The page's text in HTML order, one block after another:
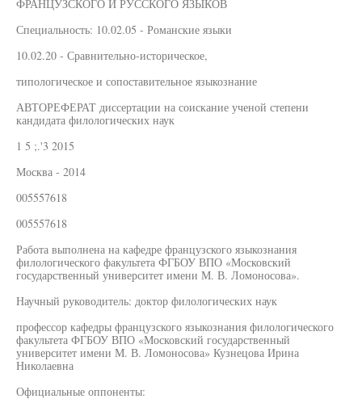
ФРАНЦУЗСКОГО И РУССКОГО ЯЗЫКОВ
Специальность: 10.02.05 - Романские языки
10.02.20 - Сравнительно-историческое,
типологическое и сопоставительное языкознание
АВТОРЕФЕРАТ диссертации на соискание ученой степени
кандидата филологических наук
1 5 ;.'3 2015
Москва - 2014
005557618
005557618
Работа выполнена на кафедре французского языкознания
филологического факультета ФГБОУ ВПО «Московский
государственный университет имени М. В. Ломоносова».
Научный руководитель: доктор филологических наук
профессор кафедры французского языкознания филологического
факультета ФГБОУ ВПО «Московский государственный
университет имени М. В. Ломоносова» Кузнецова Ирина
Николаевна
Официальные оппоненты: